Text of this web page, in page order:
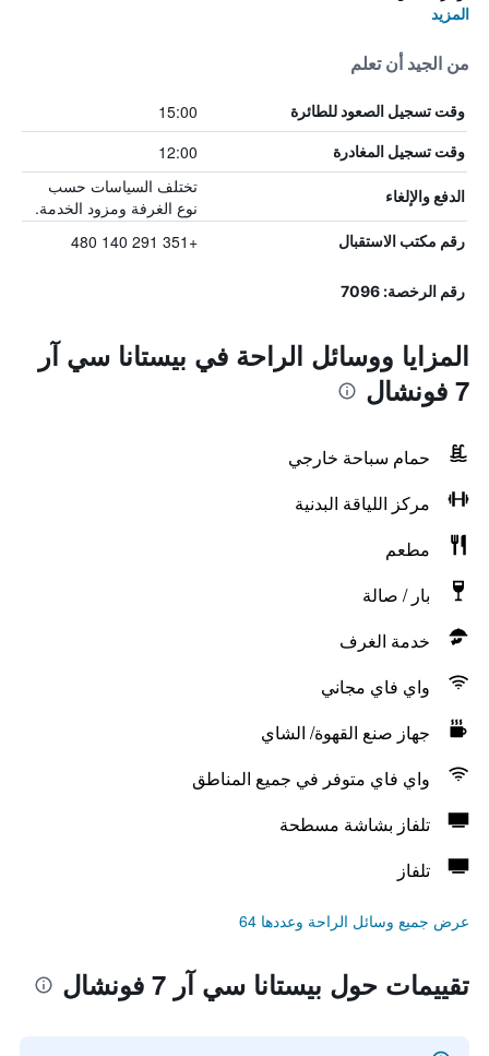
المزيد
من الجيد أن تعلم
وقت تسجيل الصعود للطائرة 15:00
وقت تسجيل المغادرة 12:00
الدفع والإلغاء
تختلف السياسات حسب
نوع الغرفة ومزود الخدمة.
رقم مكتب الاستقبال +351 291 140 480
رقم الرخصة: 7096
المزايا ووسائل الراحة في بيستانا سي آر
7 فونشال
حمام سباحة خارجي
مركز اللياقة البدنية
مطعم
بار / صالة
خدمة الغرف
واي فاي مجاني
جهاز صنع القهوة/ الشاي
واي فاي متوفر في جميع المناطق
تلفاز بشاشة مسطحة
تلفاز
عرض جميع وسائل الراحة وعددها 64
تقييمات حول بيستانا سي آر 7 فونشال